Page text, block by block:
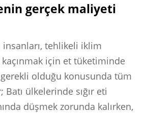
gerçek maliyeti
insanları, tehlikeli iklim
için et tüketiminde
olduğu konusunda tüm
Batı ülkelerinde sığır eti
düşmek zorunda kalırken,